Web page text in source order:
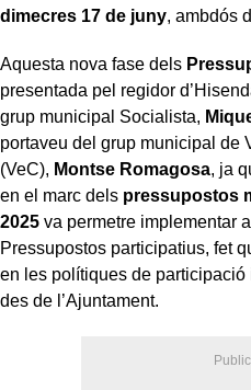
dimecres 17 de juny, ambdós
Aquesta nova fase dels
presentada pel regidor
grup municipal Socialista,
portaveu del grup municipal de
(VeC), Montse Romagosa, ja
en el marc dels pressupostos
2025 va permetre implementar
Pressupostos participatius, fet
en les polítiques de
des de l’Ajuntament.